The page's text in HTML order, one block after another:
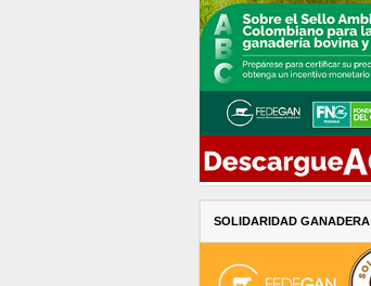
SOLIDARIDAD GANADERA